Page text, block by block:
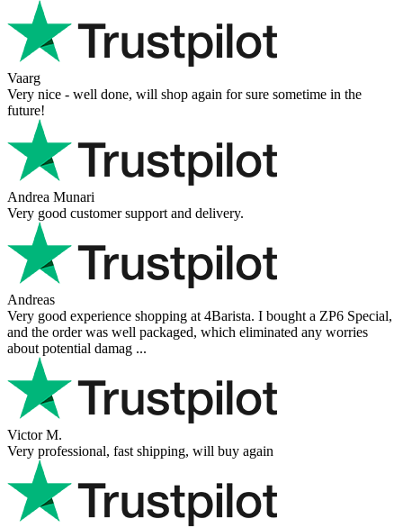
Vaarg
Very nice - well done, will shop again for sure sometime in the
future!
Andrea Munari
Very good customer support and delivery.
Andreas
Very good experience shopping at 4Barista. I bought a ZP6 Special,
and the order was well packaged, which eliminated any worries
about potential damag ...
Victor M.
Very professional, fast shipping, will buy again